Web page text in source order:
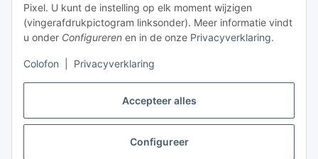
Accepteer alles
Configureer
Pixel. U kunt de instelling op elk moment wijzigen
(vingerafdrukpictogram linksonder). Meer informatie vindt
u onder Configureren en in de onze Privacyverklaring.
Colofon Privacyverklaring